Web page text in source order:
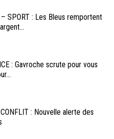
– SPORT : Les Bleus remportent
: Gavroche scrute pour vous
: Nouvelle alerte des